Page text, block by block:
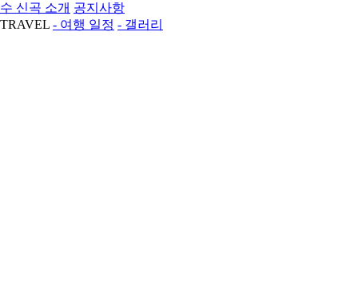
수 신곡 소개 공지사항
TRAVEL - 여행 일정 - 갤러리